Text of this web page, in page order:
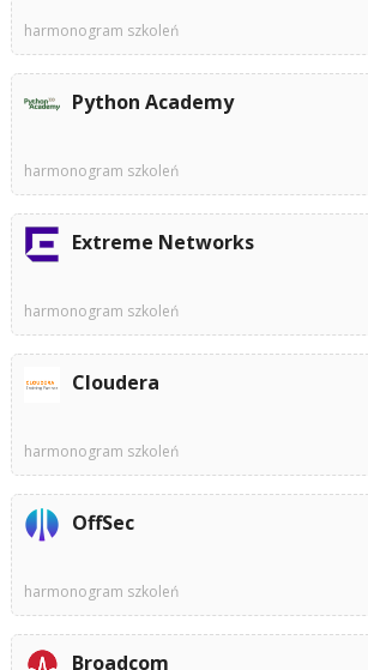
harmonogram szkoleń
Python Academy
harmonogram szkoleń
Extreme Networks
harmonogram szkoleń
Cloudera
harmonogram szkoleń
OffSec
harmonogram szkoleń
Broadcom